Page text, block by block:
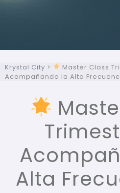
Krystal City >
Master Class
Acompañando la Alta
Alta